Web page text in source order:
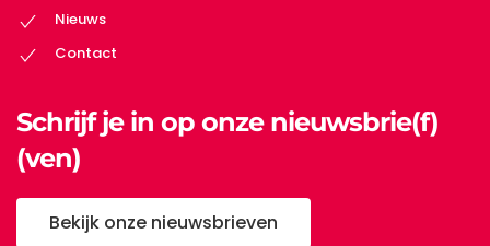
Nieuws
Contact
Schrijf je in op onze nieuwsbrie(f)
(ven)
Bekijk onze nieuwsbrieven